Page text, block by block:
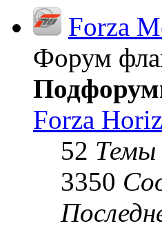
Forza
Форум
Forza
52 Темы
3350